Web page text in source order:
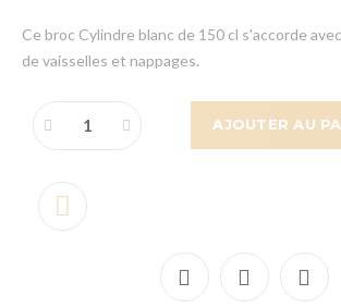
Ce broc Cylindre blanc de 150 cl s'accorde
de vaisselles et nappages.
AJOUTER AU